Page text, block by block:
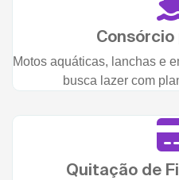
Consórcio
Motos aquáticas, lanchas e
busca lazer com
Quitação de